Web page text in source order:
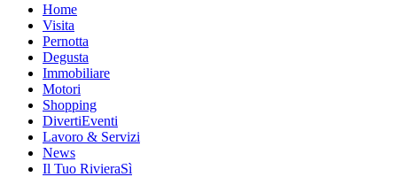
Home
Visita
Pernotta
Degusta
Immobiliare
Motori
Shopping
DivertiEventi
Lavoro & Servizi
News
Il Tuo RivieraSì